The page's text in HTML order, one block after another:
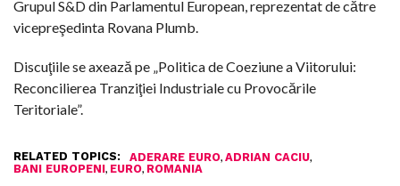
Grupul S&D din Parlamentul European, reprezentat de către
vicepreşedinta Rovana Plumb.
Discuţiile se axează pe „Politica de Coeziune a Viitorului:
Reconcilierea Tranziţiei Industriale cu Provocările
Teritoriale”.
RELATED TOPICS: ADERARE EURO, ADRIAN CACIU,
BANI EUROPENI, EURO, ROMANIA